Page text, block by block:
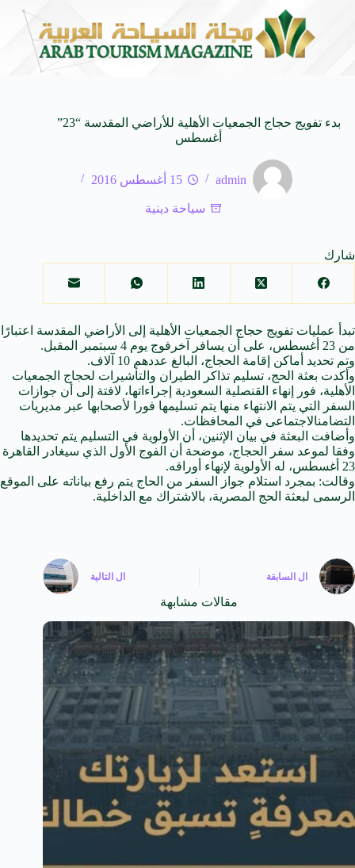
في المتوسط 6 أغسطس 2026 جوائز أثر تضيف فئة “أفضل حملة رياضية” في
بدء تفويج حجاج الجمعيات الأهلية للأراضي المقدسة “23”
أغسطس
admin 15 أغسطس 2016
سياحة دينية
شارك
تبدأ عمليات تفويج حجاج الجمعيات الأهلية إلى الأراضي المقدسة اعتبارًا
من 23 أغسطس، على أن يسافر
آخر فوج يوم 4 سبتمبر المقبل.
وتم تحديد أماكن إقامة الحجاج، البالغ عددهم 10 آلاف.
وأكدت بعثة الحج، تسليم تذاكر الطيران والتأشيرات لحجاج الجمعيات
الأهلية، فور إنهاء القنصلية السعودية إجراءاتها، لافتة إلى أن جوازات
السفر التي يتم
الانتهاء منها يتم تسليمها فورا لأصحابها عبر مديريات
التضامنالاجتماعى في المحافظات.
وأضافت البعثة في بيان الإثنين، أن الأولوية في التسليم يتم تحديدها
وفقا لموعد سفر الحجاج، موضحة أن الفوج الأول الذي سيغادر القاهرة
23 أغسطس، له الأولوية لإنهاء أوراقه.
وقالت: بمجرد استلام جواز السفر من الحاج يتم رفع بياناته على الموقع
الرسمى لبعثة الحج المصرية، بالاشتراك مع الداخلية.
ال السابقة ال التالية
مقالات مشابهة